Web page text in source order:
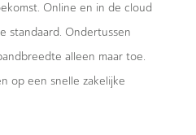
Online en in de cloud
standaard. Ondertussen
alleen maar toe.
op een snelle zakelijke